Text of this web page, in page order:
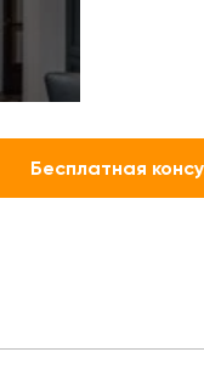
Бесплатная